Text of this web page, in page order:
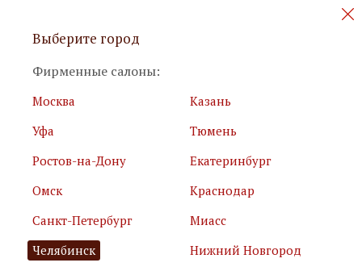
Персональные акции и новинки
Я принимаю
условия использования сайта
Я соглашаюсь сполитикой обработки персональных
данных
Выберите город
Фирменные салоны:
Москва
Казань
Уфа
Тюмень
Ростов-на-Дону
Екатеринбург
Омск
Краснодар
Санкт-Петербург
Миасс
Челябинск
Нижний Новгород